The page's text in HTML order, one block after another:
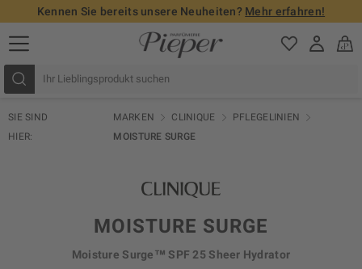
Kennen Sie bereits unsere Neuheiten? Mehr erfahren!
SIE SIND
HIER:
MARKEN CLINIQUE
PFLEGELINIEN
MOISTURE SURGE
MOISTURE SURGE
Moisture Surge™ SPF 25 Sheer Hydrator